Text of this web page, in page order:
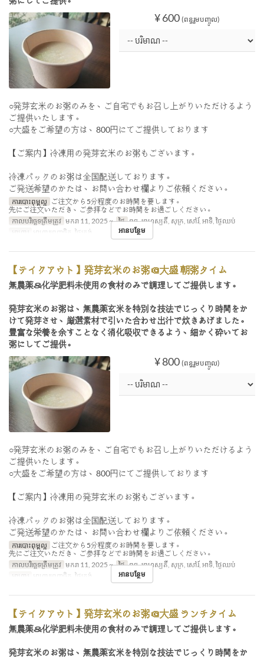
¥ 600 (ពន្ធរួមបញ្ចូល)
○発芽玄米のお粥のみを、ご自宅でもお召し上がりいただけるよう
ご提供いたします。
○大盛をご希望の方は、800円にてご提供しております
【ご案内】冷凍用の発芽玄米のお粥もございます。
冷凍パックのお粥は全国配送しております。
ご発送希望のかたは、お問い合わせ欄よりご依頼ください。
ការបោះពុម្ពល្អ ご注文から5分程度のお時間を要します。
先にご注文いただき、ご参拝などでお時間をお過ごしください。
កាលបរិច្ឆេទត្រឹមត្រូវ មករា 11, 2025 ~ ថ្ងៃ ពុធ, ព្រហស្បតិ៍, សុក្រ, សៅរ៍, អាទិ, ថ្ងៃឈប់
អាហារ
អាហារពេញចិត្ត, ថ្ងៃត្រង់ អានបន្ថែម
【テイクアウト】発芽玄米のお粥＠大盛 朝粥タイム
無農薬＆化学肥料未使用の食材のみで調理してご提供します。
発芽玄米のお粥は、無農薬玄米を特別な技法でじっくり時間をか
けて発芽させ、厳選素材で引いた合わせ出汁で炊きあげました。
豊富な栄養を余すことなく消化吸収できるよう、細かく砕いてお
粥にしてご提供。
¥ 800 (ពន្ធរួមបញ្ចូល)
○発芽玄米のお粥のみを、ご自宅でもお召し上がりいただけるよう
ご提供いたします。
○大盛をご希望の方は、800円にてご提供しております
【ご案内】冷凍用の発芽玄米のお粥もございます。
冷凍パックのお粥は全国配送しております。
ご発送希望のかたは、お問い合わせ欄よりご依頼ください。
ការបោះពុម្ពល្អ ご注文から5分程度のお時間を要します。
先にご注文いただき、ご参拝などでお時間をお過ごしください。
កាលបរិច្ឆេទត្រឹមត្រូវ មករា 11, 2025 ~ ថ្ងៃ ពុធ, ព្រហស្បតិ៍, សុក្រ, សៅរ៍, អាទិ, ថ្ងៃឈប់
អាហារ
អាហារពេញចិត្ត, ថ្ងៃត្រង់ អានបន្ថែម
【テイクアウト】発芽玄米のお粥＠大盛 ランチタイム
無農薬＆化学肥料未使用の食材のみで調理してご提供します。
発芽玄米のお粥は、無農薬玄米を特別な技法でじっくり時間をか